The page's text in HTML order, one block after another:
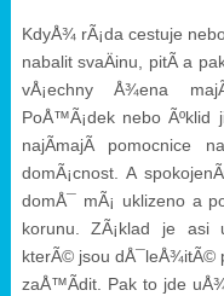
KdyÅ¾ rÃ¡da cestuje
nabalit svaÄinu, pitÃ­ a
vÅ¡echny Å¾ena
PoÅ™Ã¡dek nebo
najÃ­majÃ­ pomocnice
domÃ¡cnost. A
domÅ¯ mÃ¡ uklizeno a
korunu. ZÃ¡klad je asi
kterÃ© jsou dÅ¯leÅ¾itÃ©
zaÅ™Ã­dit. Pak to jde